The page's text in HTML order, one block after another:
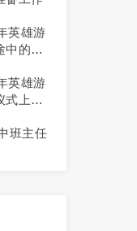
英雄游
中的点
英雄游
式上的
班主任